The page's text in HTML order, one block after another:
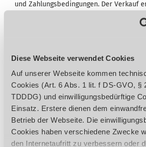
Diese Webseite verwendet Cookies
Auf unserer Webseite kommen
Cookies (Art. 6 Abs. 1 lit. f DS-GVO, §
TDDDG) und einwilligungsbedürftige
Einsatz. Erstere dienen dem
Betrieb der Webseite. Die
Cookies haben verschiedene Zwecke
den Internetaufritt zu verbessern oder
und Zahlungsbedingungen. Der Verkauf
Zubehör